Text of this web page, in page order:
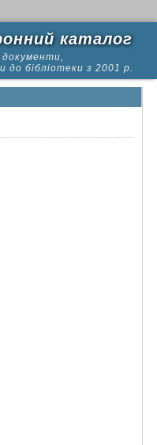
каталог
документи,
до бібліотеки з 2001 р.